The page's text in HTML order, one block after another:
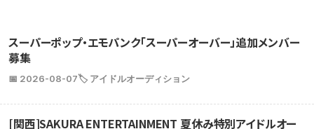
スーパーポップ・エモパンク「スーパーオーバー」追加メンバー
募集
📅 2026-08-07🏷️ アイドルオーディション
[関西]SAKURA ENTERTAINMENT 夏休み特別アイドルオー